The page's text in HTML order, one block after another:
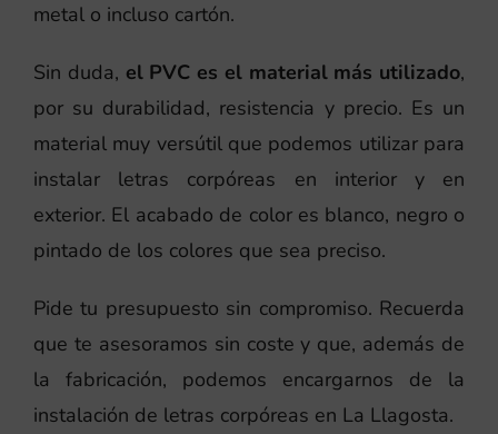
metal o incluso cartón.
Sin duda, el PVC es el material más utilizado,
por su durabilidad, resistencia y precio. Es un
material muy versútil que podemos utilizar para
instalar letras corpóreas en interior y en
exterior. El acabado de color es blanco, negro o
pintado de los colores que sea preciso.
Pide tu presupuesto sin compromiso. Recuerda
que te asesoramos sin coste y que, además de
la fabricación, podemos encargarnos de la
instalación de letras corpóreas en La Llagosta.